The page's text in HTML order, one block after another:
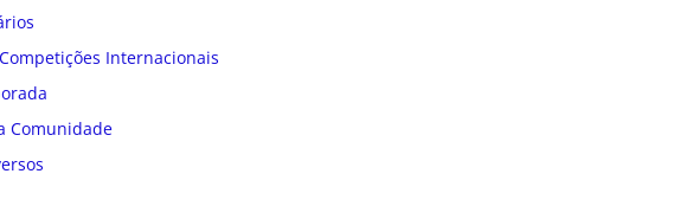
Internacionais
Comunidade